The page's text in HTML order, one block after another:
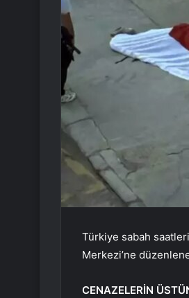
Türkiye sabah
Merkezi’ne
CENAZELERİN